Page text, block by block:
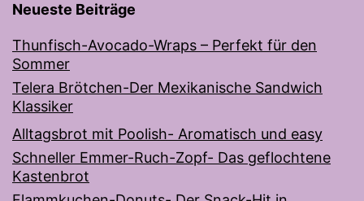
Neueste Beiträge
Thunfisch-Avocado-Wraps – Perfekt für den
Sommer
Telera Brötchen-Der Mexikanische Sandwich
Klassiker
Alltagsbrot mit Poolish- Aromatisch und easy
Schneller Emmer-Ruch-Zopf- Das geflochtene
Kastenbrot